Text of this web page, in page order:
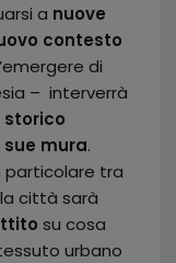
a nuove
contesto
di
– interverrà
storico
mura.
particolare tra
la città sarà
su cosa
urbano